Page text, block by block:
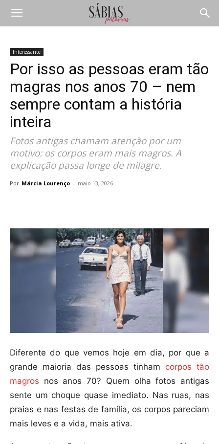
Interessante
Por isso as pessoas eram tão
magras nos anos 70 – nem
sempre contam a história
inteira
Fotos antigas chamam atenção por um
motivo: os corpos eram mais magros. A
explicação passa longe de milagre.
Por Márcia Lourenço - maio 13, 2026
Diferente do que vemos hoje em dia, por que a
grande maioria das pessoas tinham corpos tão
magros nos anos 70? Quem olha fotos antigas
sente um choque quase imediato. Nas ruas, nas
praias e nas festas de família, os corpos pareciam
mais leves e a vida, mais ativa.